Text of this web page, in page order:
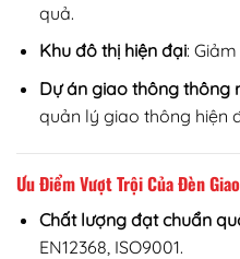
quả.
Khu đô thị hiện đại:
Dự án giao thông thông
quản lý giao thông hiện
Ưu Điểm Vượt Trội Của Đèn
Chất lượng đạt chuẩn
EN12368, ISO9001.